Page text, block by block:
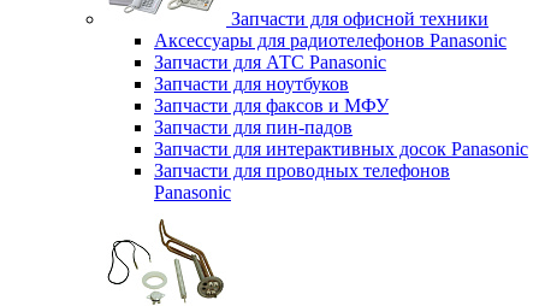
Запчасти для офисной техники
Аксессуары для радиотелефонов Panasonic
Запчасти для АТС Panasonic
Запчасти для ноутбуков
Запчасти для факсов и МФУ
Запчасти для пин-падов
Запчасти для интерактивных досок Panasonic
Запчасти для проводных телефонов
Panasonic